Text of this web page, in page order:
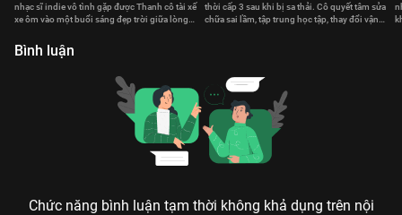
nhạc sĩ indie vô tình gặp được Thanh cô tài xế
xe ôm vào một buổi sáng đẹp trời giữa lòng
thời cấp 3 sau khi bị sa thải. Cô quyết tâm sửa
chữa sai lầm, tập trung học tập, thay đổi vận
Bình luận
Chức năng bình luận tạm thời không khả dụng trên nội